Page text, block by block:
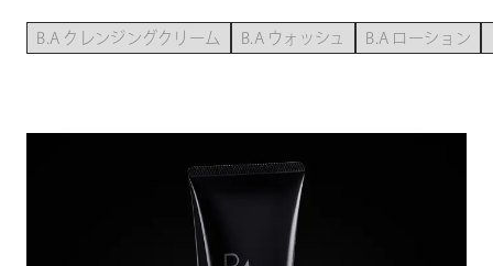
B.A クレンジングクリーム B.A ウォッシュ B.A ローション